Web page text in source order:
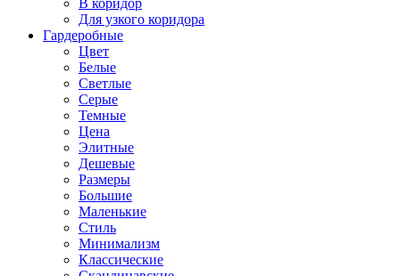
В коридор
Для узкого коридора
Гардеробные
Цвет
Белые
Светлые
Серые
Темные
Цена
Элитные
Дешевые
Размеры
Большие
Маленькие
Стиль
Минимализм
Классические